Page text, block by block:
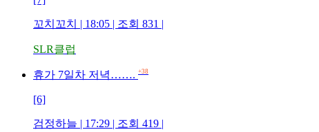
꼬치꼬치 | 18:05 | 조회 831 |
SLR클럽
휴가 7일차 저녁……. +38
[6]
검정하늘 | 17:29 | 조회 419 |